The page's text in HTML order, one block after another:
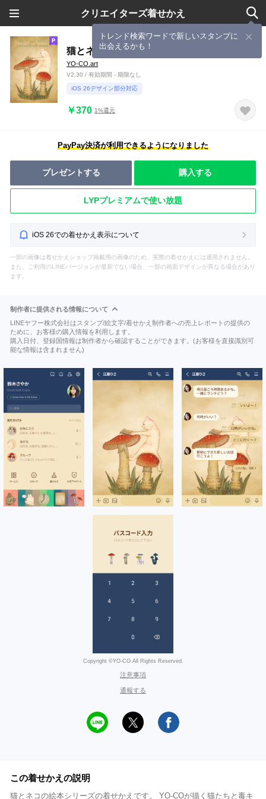
クリエイターズ着せかえ
トレンド検索ワードで新しいスタンプに
出会えるかも！
猫とネコの絵本シリーズの着せかえ①
YO-CO.art
V2.30 / 有効期間 - 期限なし
iOS 26デザイン部分対応
￥370 1%還元
PayPay決済が利用できるようになりました
プレゼントする 購入する
LYPプレミアムで使い放題
iOS 26での着せかえ表示について
一部の画像は着せかえショップ掲載用の画像のため、実際の着せかえには適用されません。
また、ご利用のLINEバージョンが最新でない場合、一部の画面デザインが異なる場合があり
ます。
制作者に提供される情報について
LINEヤフー株式会社はスタンプ/絵文字/着せかえ制作者への売上レポートの提供の
ために、お客様の購入情報を利用します。
購入日付、登録国情報は制作者から確認することができます。(お客様を直接識別可
能な情報は含まれません)
Copyright ©YO-CO All Rights Reserved.
注意事項
通報する
この着せかえの説明
猫とネコの絵本シリーズの着せかえです。 YO-COが描く猫たちと毒キ